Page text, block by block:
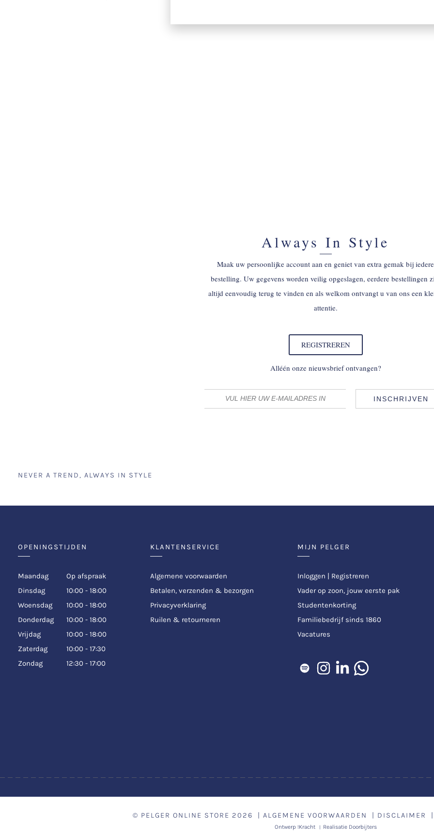
Always In Style
Maak uw persoonlijke account aan en geniet van extra gemak bij iedere
bestelling. Uw gegevens worden veilig opgeslagen, eerdere bestellingen
altijd eenvoudig terug te vinden en als welkom ontvangt u van ons een
attentie.
REGISTREREN
Alléén onze nieuwsbrief ontvangen?
INSCHRIJVEN
NEVER A TREND, ALWAYS IN STYLE
OPENINGSTIJDEN
Maandag
Op afspraak
Dinsdag
10:00 - 18:00
Woensdag
10:00 - 18:00
Donderdag
10:00 - 18:00
Vrijdag
10:00 - 18:00
Zaterdag
10:00 - 17:30
Zondag
12:30 - 17:00
KLANTENSERVICE
Algemene voorwaarden
Betalen, verzenden & bezorgen
Privacyverklaring
Ruilen & retourneren
MIJN PELGER
Inloggen | Registreren
Vader op zoon, jouw eerste pak
Studentenkorting
Familiebedrijf sinds 1860
Vacatures
© PELGER ONLINE STORE 2026 ALGEMENE VOORWAARDEN DISCLAIMER
Ontwerp !Kracht Realisatie Doorbijters